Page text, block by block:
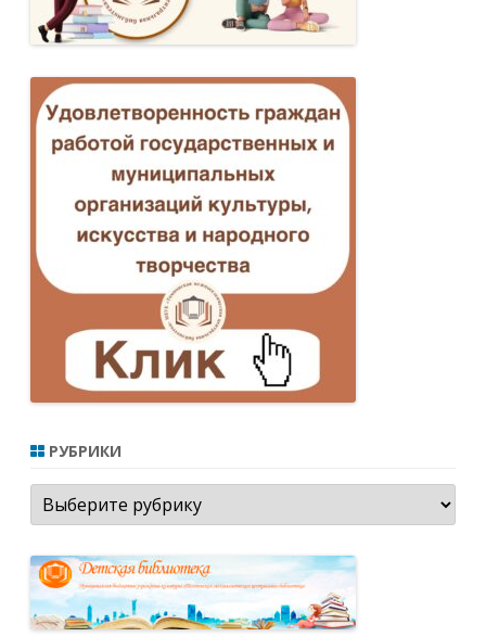
РУБРИКИ
Рубрики